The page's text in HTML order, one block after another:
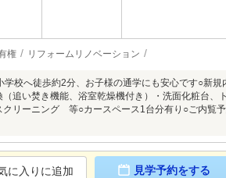
権 リフォームリノベーション
校へ徒歩約2分、お子様の通学にも安心です○新
追い焚き機能、浴室乾燥機付き）・洗面化粧台、
クリーニング 等○カースペース1台分有り○ご内覧
に入りに追加 見学予約をする